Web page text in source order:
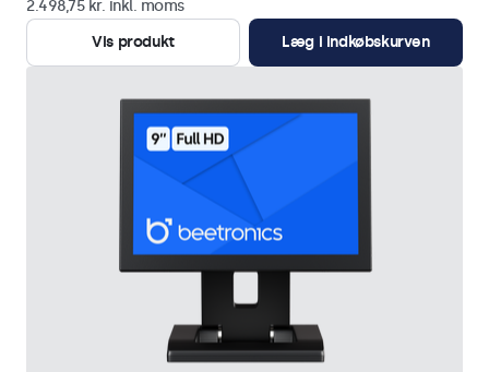
2.498,75 kr. inkl. moms
Vis produkt
Læg i indkøbskurven